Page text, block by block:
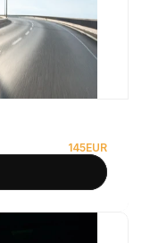
145EUR